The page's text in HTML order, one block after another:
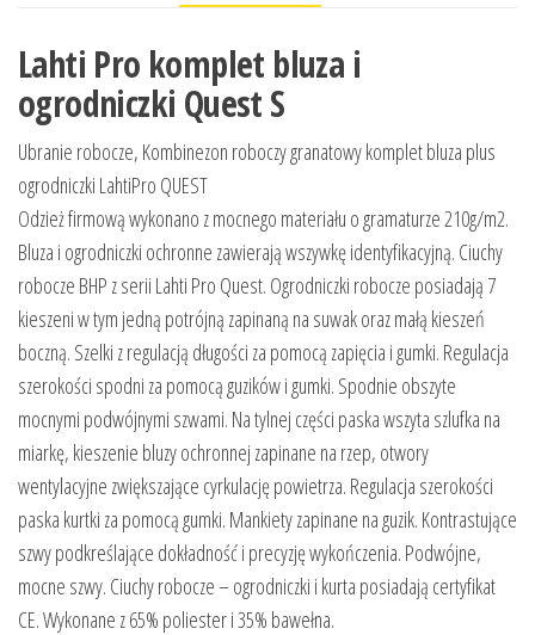
Lahti Pro komplet bluza i
ogrodniczki Quest S
Ubranie robocze, Kombinezon roboczy granatowy komplet bluza plus
ogrodniczki LahtiPro QUEST
Odzież firmową wykonano z mocnego materiału o gramaturze 210g/m2.
Bluza i ogrodniczki ochronne zawierają wszywkę identyfikacyjną. Ciuchy
robocze BHP z serii Lahti Pro Quest. Ogrodniczki robocze posiadają 7
kieszeni w tym jedną potrójną zapinaną na suwak oraz małą kieszeń
boczną. Szelki z regulacją długości za pomocą zapięcia i gumki. Regulacja
szerokości spodni za pomocą guzików i gumki. Spodnie obszyte
mocnymi podwójnymi szwami. Na tylnej części paska wszyta szlufka na
miarkę, kieszenie bluzy ochronnej zapinane na rzep, otwory
wentylacyjne zwiększające cyrkulację powietrza. Regulacja szerokości
paska kurtki za pomocą gumki. Mankiety zapinane na guzik. Kontrastujące
szwy podkreślające dokładność i precyzję wykończenia. Podwójne,
mocne szwy. Ciuchy robocze – ogrodniczki i kurta posiadają certyfikat
CE. Wykonane z 65% poliester i 35% bawełna.